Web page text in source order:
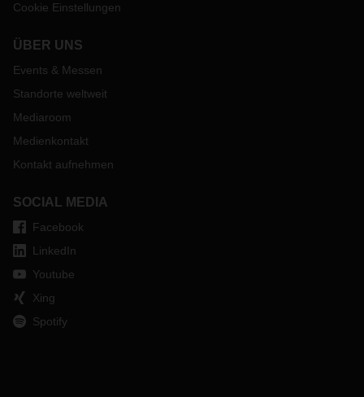
Cookie Einstellungen
ÜBER UNS
Events & Messen
Standorte weltweit
Mediaroom
Medienkontakt
Kontakt aufnehmen
SOCIAL MEDIA
Facebook
LinkedIn
Youtube
Xing
Spotify